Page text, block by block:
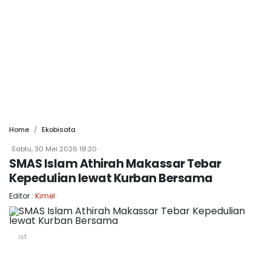
Home
Ekobisata
Sabtu, 30 Mei 2026 18:20
SMAS Islam Athirah Makassar Tebar
Kepedulian lewat Kurban Bersama
Editor : Kimel
ist